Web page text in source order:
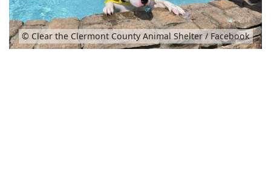
© Clear the Clermont County Animal Shelter / Facebook